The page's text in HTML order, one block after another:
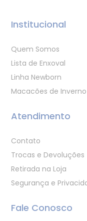
Institucional
Quem Somos
Lista de Enxoval
Linha Newborn
Macacões de Inverno
Atendimento
Contato
Trocas e Devoluções
Retirada na Loja
Segurança e
Fale Conosco